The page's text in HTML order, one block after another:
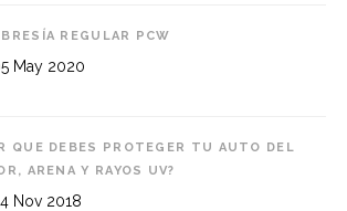
REGULAR PCW
May 2020
QUE DEBES PROTEGER TU AUTO DEL
ARENA Y RAYOS UV?
Nov 2018